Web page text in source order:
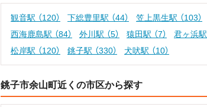
観音駅 （120） 下総豊里駅 （44） 笠上黒生駅 （103）
西海鹿島駅 （84） 外川駅 （5） 猿田駅 （7） 君ヶ浜駅
松岸駅 （120） 銚子駅 （330） 犬吠駅 （10）
銚子市余山町近くの市区から探す